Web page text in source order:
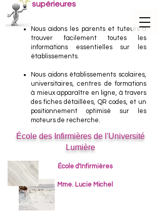
supérieures
Nousaidons les parents et tuteurs à
trouver facilement toutes les
informations essentielles sur les
établissements.
Nous aidons établissements scolaires,
universitaires, centres de formations
à mieux apparaître en ligne, à travers
des fiches détaillées, QR codes, et un
positionnement optimisé sur les
moteurs de recherche.
École des Infirmières de l'Université
Lumière
École d'Infirmières
Mme. Lucie Michel